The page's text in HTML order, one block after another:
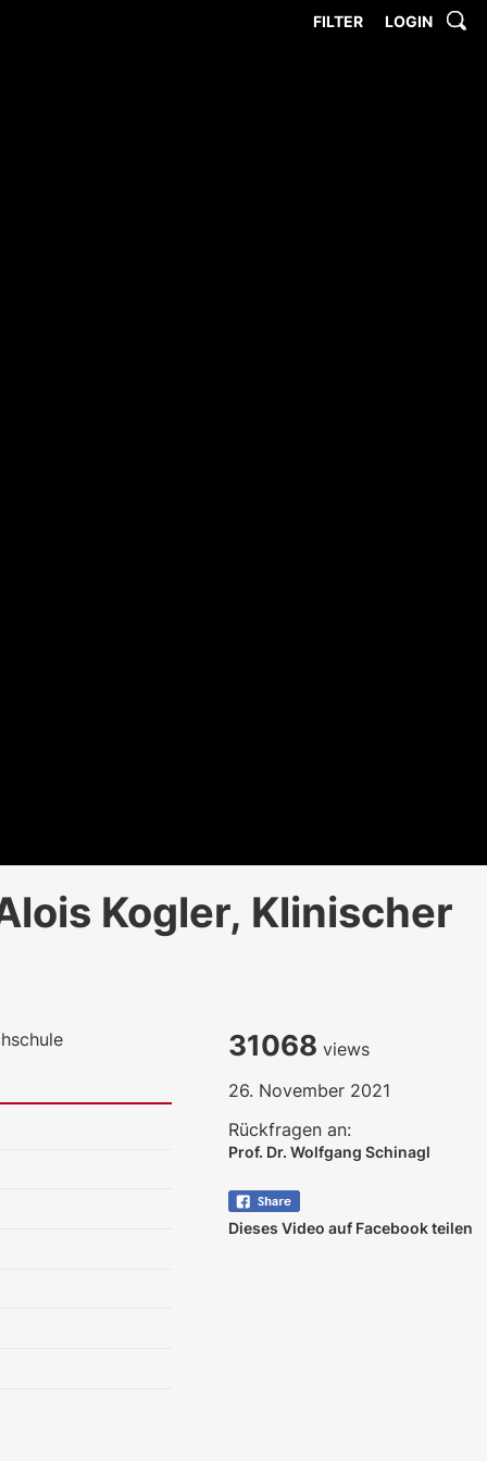
FILTER LOGIN
Kogler, Klinischer
31068 views
26. November 2021
Rückfragen an:
Prof. Dr. Wolfgang Schinagl
Dieses Video auf Facebook teilen